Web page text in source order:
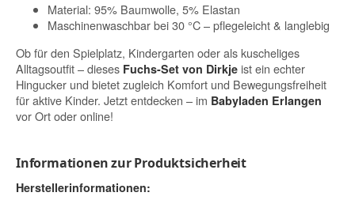
Material: 95% Baumwolle, 5% Elastan
Maschinenwaschbar bei 30 °C – pflegeleicht & langlebig
Ob für den Spielplatz, Kindergarten oder als kuscheliges
Alltagsoutfit – dieses Fuchs-Set von Dirkje ist ein echter
Hingucker und bietet zugleich Komfort und Bewegungsfreiheit
für aktive Kinder. Jetzt entdecken – im Babyladen Erlangen
vor Ort oder online!
Informationen zur Produktsicherheit
Herstellerinformationen: